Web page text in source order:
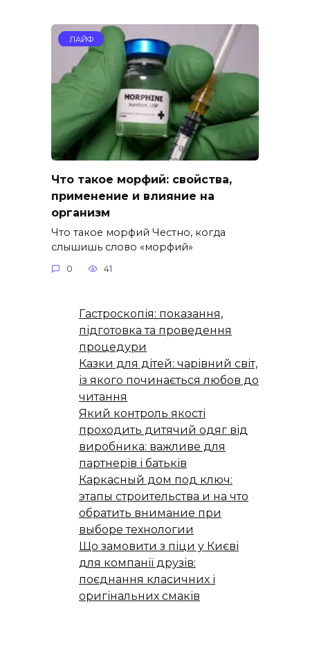
ЛАЙФ
Что такое морфий: свойства,
применение и влияние на
организм
Что такое морфий Честно, когда
слышишь слово «морфий»
0 41
Гастроскопія: показання,
підготовка та проведення
процедури
Казки для дітей: чарівний світ,
із якого починається любов до
читання
Який контроль якості
проходить дитячий одяг від
виробника: важливе для
партнерів і батьків
Каркасный дом под ключ:
этапы строительства и на что
обратить внимание при
выборе технологии
Що замовити з піци у Києві
для компанії друзів:
поєднання класичних і
оригінальних смаків